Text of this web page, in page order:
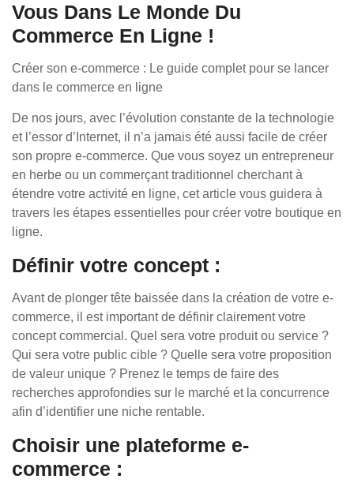
Vous Dans Le Monde Du
Commerce En Ligne !
Créer son e-commerce : Le guide complet pour se lancer
dans le commerce en ligne
De nos jours, avec l’évolution constante de la technologie
et l’essor d’Internet, il n’a jamais été aussi facile de créer
son propre e-commerce. Que vous soyez un entrepreneur
en herbe ou un commerçant traditionnel cherchant à
étendre votre activité en ligne, cet article vous guidera à
travers les étapes essentielles pour créer votre boutique en
ligne.
Définir votre concept :
Avant de plonger tête baissée dans la création de votre e-
commerce, il est important de définir clairement votre
concept commercial. Quel sera votre produit ou service ?
Qui sera votre public cible ? Quelle sera votre proposition
de valeur unique ? Prenez le temps de faire des
recherches approfondies sur le marché et la concurrence
afin d’identifier une niche rentable.
Choisir une plateforme e-
commerce :